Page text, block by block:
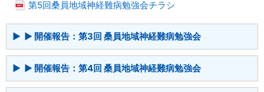
第5回桑員地域神経難病勉強会チラシ
▶ 開催報告：第3回 桑員地域神経難病勉強会
▶ 開催報告：第4回 桑員地域神経難病勉強会